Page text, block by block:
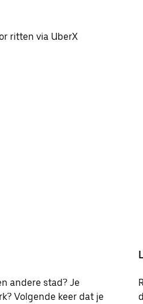
ritten via UberX
andere stad? Je
Volgende keer dat je